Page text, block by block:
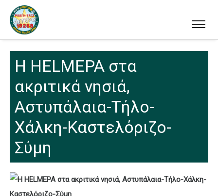
H HELMEPA στα
ακριτικά νησιά,
Αστυπάλαια-Τήλο-
Χάλκη-Καστελόριζο-
Σύμη